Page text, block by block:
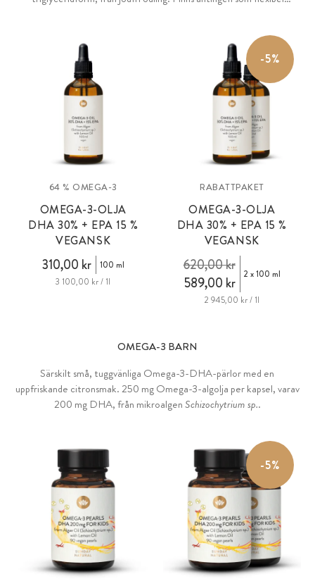
64 % OMEGA-3
OMEGA-3-OLJA
DHA 30% + EPA 15 %
VEGANSK
310,00 kr
100 ml
3 100,00 kr / 1l
-5%
RABATTPAKET
OMEGA-3-OLJA
DHA 30% + EPA 15 %
VEGANSK
589,00 kr
620,00 kr 2 x 100 ml
2 945,00 kr / 1l
OMEGA-3 BARN
Särskilt små, tuggvänliga Omega-3-DHA-pärlor med en
uppfriskande citronsmak. 250 mg Omega-3-algolja per kapsel, varav
200 mg DHA, från mikroalgenSchizochytrium sp..
-5%